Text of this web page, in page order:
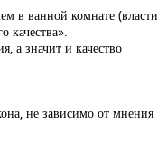
в ванной комнате (власти
качества».
а значит и качество
не зависимо от мнения